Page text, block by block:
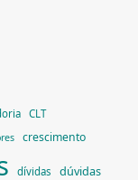
CLT
crescimento
dívidas dúvidas